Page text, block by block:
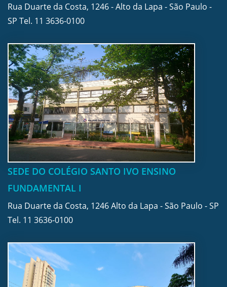
Rua Duarte da Costa, 1246 - Alto da Lapa - São Paulo -
SP Tel. 11 3636-0100
SEDE DO COLÉGIO SANTO IVO ENSINO
FUNDAMENTAL I
Rua Duarte da Costa, 1246 Alto da Lapa - São Paulo - SP
Tel. 11 3636-0100